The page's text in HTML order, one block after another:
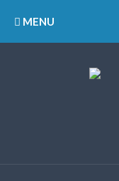
MENU